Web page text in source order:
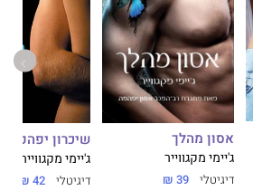
אסון מהלך
ג'יימי מקגווייר
דיגיטלי 39 ₪
שיכרון יפהפה
ג'יימי מקגווייר
דיגיטלי 42 ₪